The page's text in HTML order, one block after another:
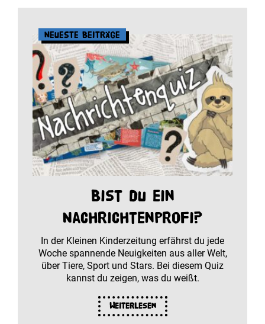
Neueste Beiträge
Bist du ein
Nachrichtenprofi?
In der Kleinen Kinderzeitung erfährst du jede
Woche spannende Neuigkeiten aus aller Welt,
über Tiere, Sport und Stars. Bei diesem Quiz
kannst du zeigen, was du weißt.
Weiterlesen